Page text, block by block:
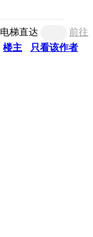
电梯直达
前往
楼主
只看该作者